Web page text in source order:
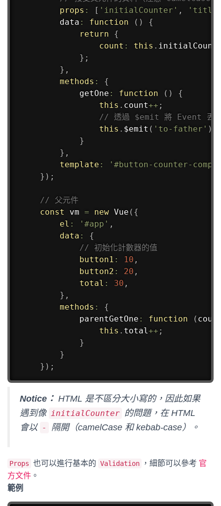
props : [ 'initialCounter' ,
data : function ( )
{
return
{
count : this .
} ;
} ,
methods :
{
getOne : function ( )
{
this . count++ ;
// 透過 $emit 將 Event 丟給
this . $emit ( 'to-father' )
}
} ,
template :
'#button-counter-
} ) ;
// 父元件
const vm = new Vue ( {
el : '#app' ,
data :
{
// 初始化計數器的值
button1 : 10 ,
button2 : 20 ,
total : 30 ,
} ,
methods :
{
parentGetOne : function (
this . total++ ;
}
}
} ) ;
Notice： HTML 是不區分大小寫的，因此如果
遇到像 initialCounter 的問題，在 HTML
會以 - 隔開（camelCase 和 kebab-case）。
Props 也可以進行基本的 Validation ，細節可以參考 官
方文件 。
範例